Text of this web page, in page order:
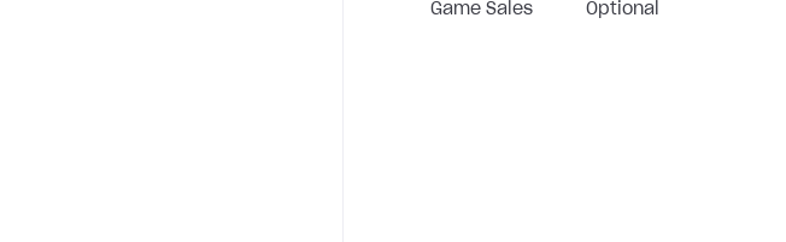
Game Sales Optional